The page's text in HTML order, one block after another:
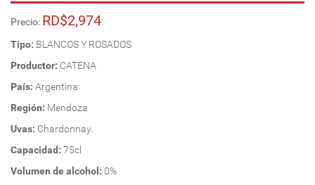
Precio: RD$2,974
Tipo: BLANCOS Y ROSADOS
Productor: CATENA
País: Argentina
Región: Mendoza
Uvas: Chardonnay.
Capacidad: 75cl
Volumen de alcohol: 0%